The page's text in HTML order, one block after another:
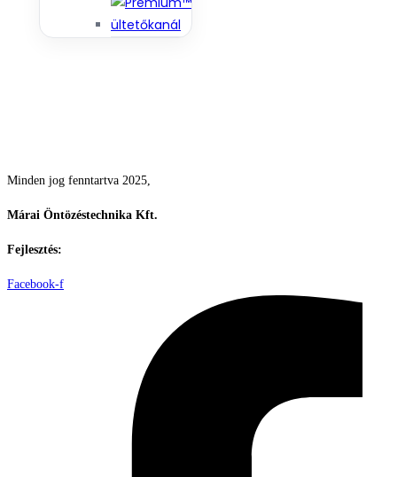
Minden jog fenntartva 2025,
Márai Öntözéstechnika Kft.
Fejlesztés:
Facebook-f